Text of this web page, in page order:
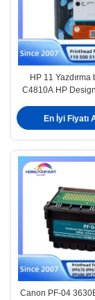
HP 11 Yazdırma
C4810A HP
En İyi Fiyatı
Canon PF-04